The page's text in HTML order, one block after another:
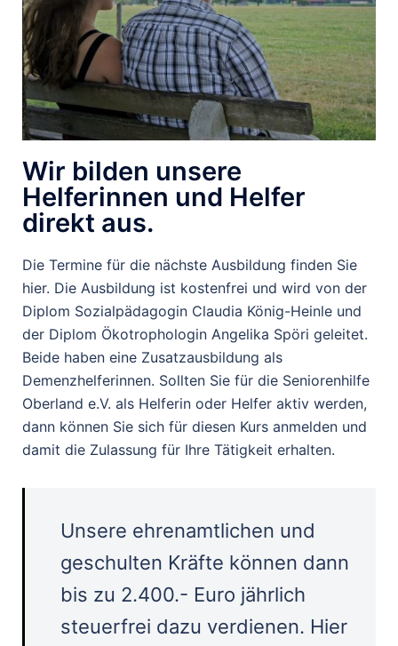
Wir bilden unsere
Helferinnen und Helfer
direkt aus.
Die Termine für die nächste Ausbildung finden Sie
hier. Die Ausbildung ist kostenfrei und wird von der
Diplom Sozialpädagogin Claudia König-Heinle und
der Diplom Ökotrophologin Angelika Spöri geleitet.
Beide haben eine Zusatzausbildung als
Demenzhelferinnen. Sollten Sie für die Seniorenhilfe
Oberland e.V. als Helferin oder Helfer aktiv werden,
dann können Sie sich für diesen Kurs anmelden und
damit die Zulassung für Ihre Tätigkeit erhalten.
Unsere ehrenamtlichen und
geschulten Kräfte können dann
bis zu 2.400.- Euro jährlich
steuerfrei dazu verdienen. Hier